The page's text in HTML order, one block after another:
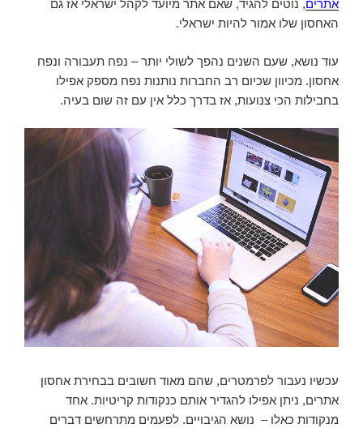
אתרים, נוטים להגיד, שאם אתר מיועד לקהל ישראלי אז גם
האחסון שלו אמור להיות ישראלי.
עוד נושא, שעם השנים נהפך לשולי יותר – נפח תעבורה ונפח
אחסון. מכיוון שכיום רב החברות נותנות נפח מספק אפילו
בחבילות הכי צנועות, אז בדרך כלל אין עם זה שום בעיה.
עכשיו נעבור לפרמטרים, שהם מאוד חשובים בבחירת אחסון
אתרים, ניתן אפילו להגדיר אותם כנקודות קריטיות. אחד
מנקודות כאלו – נושא הגיבויים. לפעמים מתרחשים דברים